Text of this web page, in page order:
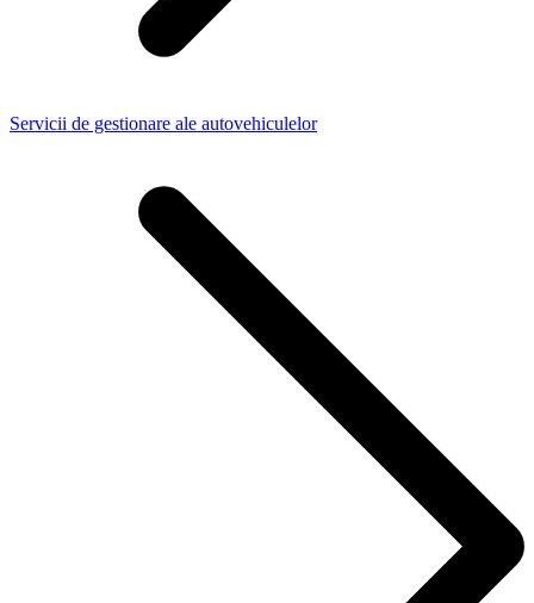
Servicii de gestionare ale autovehiculelor